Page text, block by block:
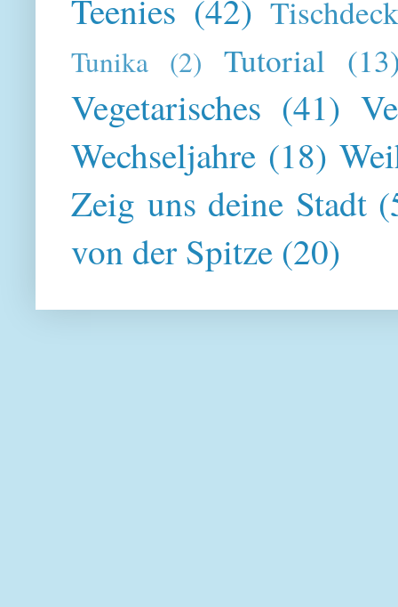
Teenies (42)
Tunika (2) Tutorial
Vegetarisches (41)
Wechseljahre (18)
Zeig uns deine Stadt
von der Spitze (20)